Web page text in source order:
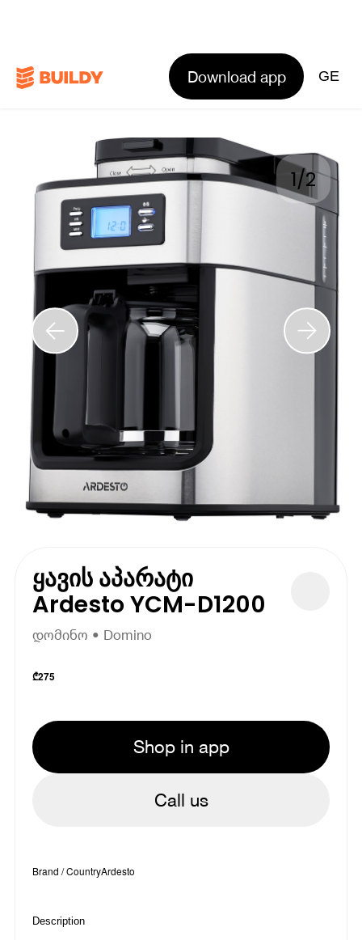
Download app GE
1/2
ყავის აპარატი
Ardesto YCM-D1200
დომინო • Domino
₾275
Shop in app
Call us
Brand / CountryArdesto
Description